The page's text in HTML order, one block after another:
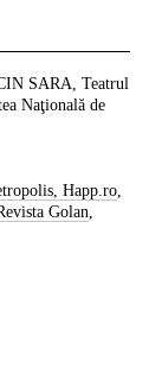
SARA, Teatrul
Naţională de
Happ.ro,
Golan,